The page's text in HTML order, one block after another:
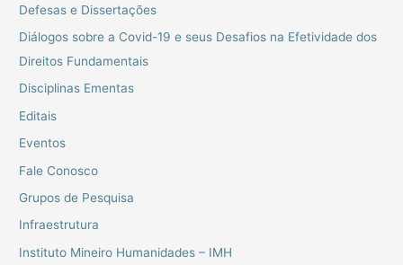
Defesas e Dissertações
Diálogos sobre a Covid-19 e seus Desafios na Efetividade dos
Direitos Fundamentais
Disciplinas Ementas
Editais
Eventos
Fale Conosco
Grupos de Pesquisa
Infraestrutura
Instituto Mineiro Humanidades – IMH